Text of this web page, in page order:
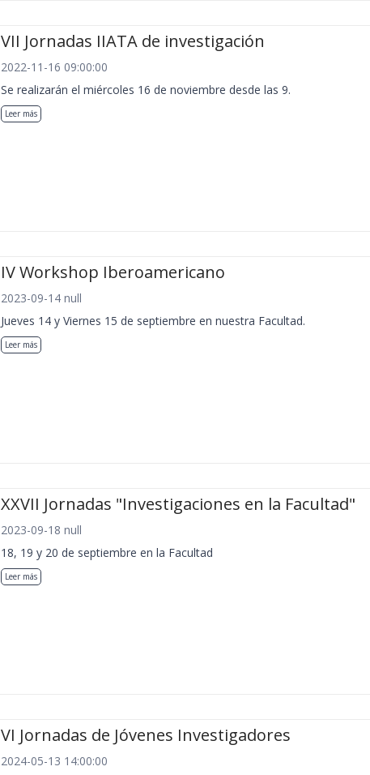
VII Jornadas IIATA de investigación
2022-11-16 09:00:00
Se realizarán el miércoles 16 de noviembre desde las 9.
Leer más
IV Workshop Iberoamericano
2023-09-14 null
Jueves 14 y Viernes 15 de septiembre en nuestra Facultad.
Leer más
XXVII Jornadas "Investigaciones en la Facultad"
2023-09-18 null
18, 19 y 20 de septiembre en la Facultad
Leer más
VI Jornadas de Jóvenes Investigadores
2024-05-13 14:00:00